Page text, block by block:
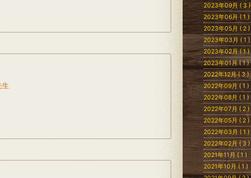
生
2023年09月 ( 3 )
2023年06月 ( 1 )
2023年05月 ( 2 )
2023年03月 ( 1 )
2023年02月 ( 1 )
2023年01月 ( 1 )
2022年12月 ( 3 )
2022年09月 ( 1 )
2022年08月 ( 1 )
2022年07月 ( 2 )
2022年05月 ( 2 )
2022年03月 ( 1 )
2022年02月 ( 3 )
2021年11月 ( 1 )
2021年10月 ( 1 )